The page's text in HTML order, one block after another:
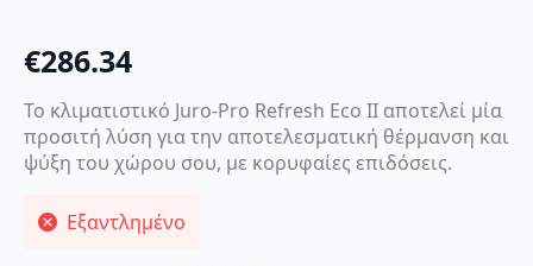
€286.34
Το κλιματιστικό Juro-Pro Refresh Eco II αποτελεί μία
προσιτή λύση για την αποτελεσματική θέρμανση και
ψύξη του χώρου σου, με κορυφαίες επιδόσεις.
Εξαντλημένο